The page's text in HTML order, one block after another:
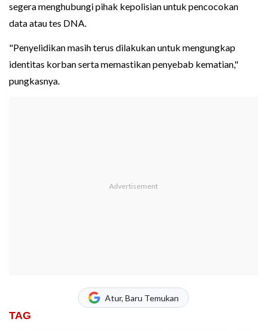
segera menghubungi pihak kepolisian untuk pencocokan
data atau tes DNA.
"Penyelidikan masih terus dilakukan untuk mengungkap
identitas korban serta memastikan penyebab kematian,"
pungkasnya.
Atur, Baru Temukan
TAG